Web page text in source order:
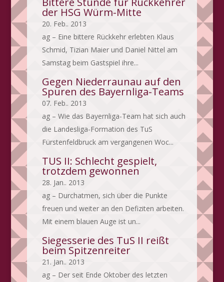
der HSG Würm-Mitte
20. Feb.. 2013
ag – Eine bittere Rückkehr erlebten Klaus
Schmid, Tizian Maier und Daniel Nittel am
Samstag beim Gastspiel ihre...
Gegen Niederraunau auf den
Spuren des Bayernliga-Teams
07. Feb.. 2013
ag – Wie das Bayernliga-Team hat sich auch
die Landesliga-Formation des TuS
Fürstenfeldbruck am vergangenen Woc...
TUS II: Schlecht gespielt,
trotzdem gewonnen
28. Jan.. 2013
ag – Durchatmen, sich über die Punkte
freuen und weiter an den Defiziten arbeiten.
Mit einem blauen Auge ist un...
Siegesserie des TuS II reißt
beim Spitzenreiter
21. Jan.. 2013
ag – Der seit Ende Oktober des letzten